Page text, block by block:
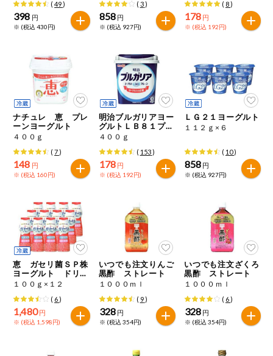
人気カテゴリ
食品から探す
家庭用品から探す
目的から探す
毎週自動お届け商品
毎週自動お届け商品を確認する
毎週自動お届け商品を修正する
いつでも注文（毎週企画）
専門ショップサイト
コープしがのサービス
麺類
レトルト・缶
詰・瓶詰
調味料・だ
し・油・ルー
おやつ
飲料
酒・ノンアル
コール
切り花・仏花
ティッシュ・
トイレットペ
ーパー
衛生・生理用
品
を検索できます。
小麦 卵
落花生 かに くるみ
特定原材料に準ずるもの
アーモンド あわび いか
カシューナッツ
キウイフルーツ 牛肉
さけ さば ゼラチン 大豆
鶏肉 バナナ 豚肉
マカダミアナッツ やまいも
(49)
398 円
※ (税込 430円)
( 3)
858 円
※ (税込 927円)
( 8)
178 円
※ (税込 192円)
ナチュレ 恵 プレ
ーンヨーグルト
４００ｇ
(7)
148 円
※ (税込 160円)
明治ブルガリアヨー
グルトＬＢ８１プレ
ーン
４００ｇ
( 153)
178 円
※ (税込 192円)
ＬＧ２１ヨーグルト
１１２ｇ×６
( 10)
858 円
※ (税込 927円)
恵 ガセリ菌ＳＰ株
ヨーグルト ドリン
クタイプ
１００ｇ×１２
( 6)
1,480 円
※ (税込 1,598円)
いつでも注文りんご
黒酢 ストレート
１０００ｍｌ
( 9)
328 円
※ (税込 354円)
いつでも注文ざくろ
黒酢 ストレート
１０００ｍｌ
( 6)
328 円
※ (税込 354円)